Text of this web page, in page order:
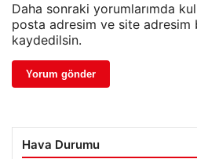
Daha sonraki yorumlarımda
posta adresim ve site adresim
kaydedilsin.
Hava Durumu